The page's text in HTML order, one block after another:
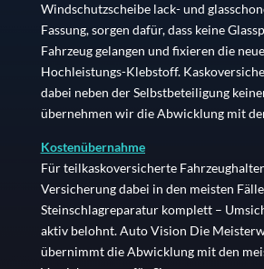
Windschutzscheibe lack- und
Fassung, sorgen dafür, dass keine
Fahrzeug gelangen und fixieren die
Hochleistungs-Klebstoff.
dabei neben der Selbstbeteiligung
übernehmen wir die Abwicklung mit
Kostenübernahme
Für teilkaskoversicherte
Versicherung dabei in den meisten
Steinschlagreparatur komplett –
aktiv belohnt. Auto Vision Die
übernimmt die Abwicklung mit den